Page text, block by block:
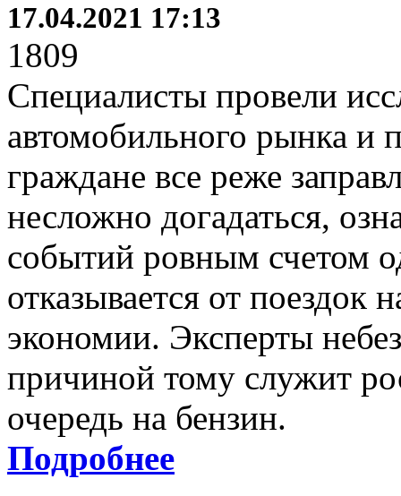
17.04.2021 17:13
1809
Специалисты провели
автомобильного рынка и
граждане все реже
несложно догадаться,
событий ровным счетом
отказывается от поездок
экономии. Эксперты
причиной тому служит
очередь на бензин.
Подробнее